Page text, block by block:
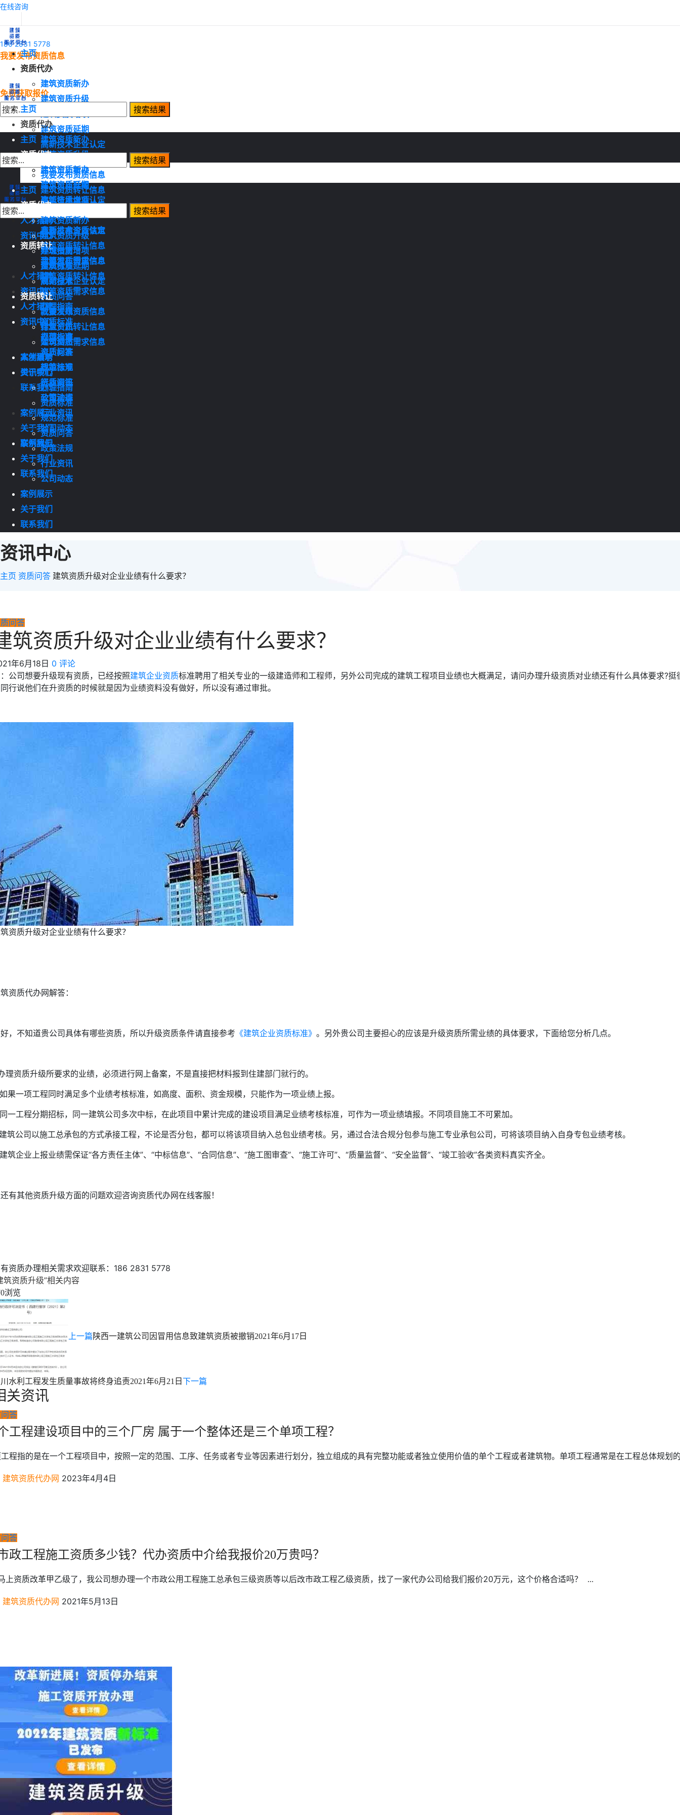
在线咨询
186 2831 5778
我要发布资质信息
免费获取报价
主页
资质代办
建筑资质新办
建筑资质升级
建筑资质延期
高新技术企业认定
我要发布资质信息
建筑资质转让信息
建筑资质需求信息
人才猎聘
资讯中心
办理指南
资质标准
规范标准
资质问答
政策法规
行业资讯
公司动态
案例展示
关于我们
联系我们
主页
资质代办
建筑资质新办
建筑资质升级
建筑资质增项
建筑资质延期
高新技术企业认定
资质转让
我要发布资质信息
建筑资质转让信息
建筑资质需求信息
人才猎聘
资讯中心
办理指南
资质标准
规范标准
资质问答
政策法规
行业资讯
公司动态
案例展示
关于我们
联系我们
主页
资质代办
建筑资质新办
建筑资质升级
建筑资质增项
建筑资质延期
高新技术企业认定
资质转让
我要发布资质信息
建筑资质转让信息
建筑资质需求信息
人才猎聘
资讯中心
办理指南
资质标准
规范标准
资质问答
政策法规
行业资讯
公司动态
案例展示
关于我们
联系我们
主页
资质代办
建筑资质新办
建筑资质升级
建筑资质增项
建筑资质延期
高新技术企业认定
资质转让
我要发布资质信息
建筑资质转让信息
建筑资质需求信息
人才猎聘
资讯中心
办理指南
资质标准
规范标准
资质问答
政策法规
行业资讯
公司动态
案例展示
关于我们
联系我们
资讯中心
主页 资质问答 建筑资质升级对企业业绩有什么要求？
问答
筑资质升级对企业业绩有什么要求？
年6月18日 0 评论
公司想要升级现有资质，已经按照建筑企业资质标准聘用了相关专业的一级建造师和工程师，另外公司完成的建筑工程项目业绩也大概满足，请问办理升级资质对业绩还有什么具体要求?挺
行说他们在升资质的时候就是因为业绩资料没有做好，所以没有通过审批。
资质升级对企业业绩有什么要求？
资质代办网解答：
，不知道贵公司具体有哪些资质，所以升级资质条件请直接参考 《建筑企业资质标准》 。另外贵公司主要担心的应该是升级资质所需业绩的具体要求，下面给您分析几点。
理资质升级所要求的业绩，必须进行网上备案，不是直接把材料报到住建部门就行的。
果一项工程同时满足多个业绩考核标准，如高度、面积、资金规模，只能作为一项业绩上报。
一工程分期招标，同一建筑公司多次中标，在此项目中累计完成的建设项目满足业绩考核标准，可作为一项业绩填报。不同项目施工不可累加。
筑公司以施工总承包的方式承接工程，不论是否分包，都可以将该项目纳入总包业绩考核。另，通过合法合规分包参与施工专业承包公司，可将该项目纳入自身专包业绩考核。
筑企业上报业绩需保证“各方责任主体”、“中标信息”、“合同信息”、“施工图审查”、“施工许可”、“质量监督”、“安全监督”、“竣工验收”各类资料真实齐全。
有其他资质升级方面的问题欢迎咨询资质代办网在线客服！
资质办理相关需求欢迎联系：186 2831 5778
筑资质升级”相关内容
浏览
上一篇陕西一建筑公司因冒用信息致建筑资质被撤销2021年6月17日
水利工程发生质量事故将终身追责2021年6月21日 下一篇
关资讯
答
工程建设项目中的三个厂房 属于一个整体还是三个单项工程？
程指的是在一个工程项目中，按照一定的范围、工序、任务或者专业等因素进行划分，独立组成的具有完整功能或者独立使用价值的单个工程或者建筑物。单项工程通常是在工程总体规划
建筑资质代办网 2023年4月4日
答
政工程施工资质多少钱？代办资质中介给我报价20万贵吗？
上资质改革甲乙级了，我公司想办理一个市政公用工程施工总承包三级资质等以后改市政工程乙级资质，找了一家代办公司给我们报价20万元，这个价格合适吗？ ...
建筑资质代办网 2021年5月13日